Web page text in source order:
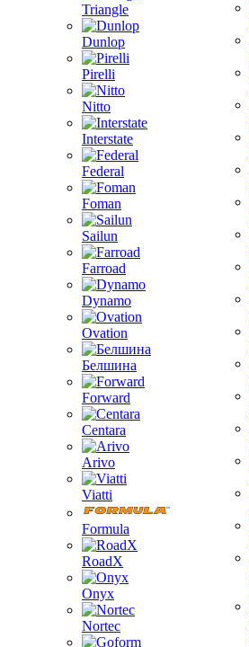
Triangle
Dunlop
Pirelli
Nitto
Interstate
Federal
Foman
Sailun
Farroad
Dynamo
Ovation
Белшина
Forward
Centara
Arivo
Viatti
Formula
RoadX
Onyx
Nortec